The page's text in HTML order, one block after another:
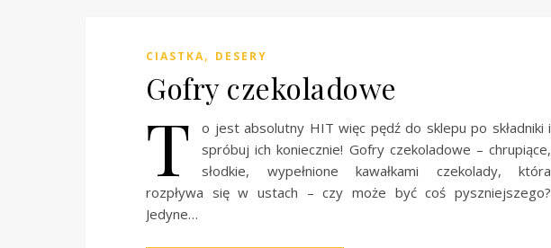
CIASTKA, DESERY
Gofry czekoladowe
T
o jest absolutny HIT więc pędź do sklepu po składniki i
spróbuj ich koniecznie! Gofry czekoladowe – chrupiące,
słodkie, wypełnione kawałkami czekolady, która
rozpływa się w ustach – czy może być coś pyszniejszego?
Jedyne…